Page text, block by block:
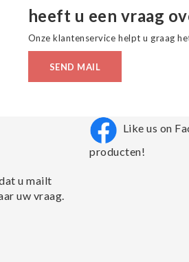
heeft u een vraag
Onze klantenservice helpt u graag
SEND MAIL
u mailt
uw vraag.
Like us on
producten!